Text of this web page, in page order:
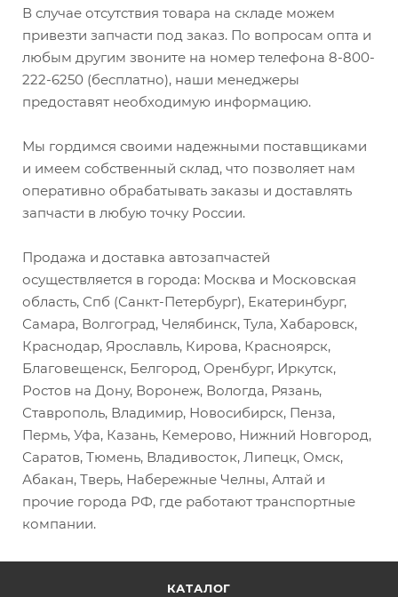
В случае отсутствия товара на складе можем
привезти запчасти под заказ. По вопросам опта и
любым другим звоните на номер телефона 8-800-
222-6250 (бесплатно), наши менеджеры
предоставят необходимую информацию.
Мы гордимся своими надежными поставщиками
и имеем собственный склад, что позволяет нам
оперативно обрабатывать заказы и доставлять
запчасти в любую точку России.
Продажа и доставка автозапчастей
осуществляется в города: Москва и Московская
область, Спб (Санкт-Петербург), Екатеринбург,
Самара, Волгоград, Челябинск, Тула, Хабаровск,
Краснодар, Ярославль, Кирова, Красноярск,
Благовещенск, Белгород, Оренбург, Иркутск,
Ростов на Дону, Воронеж, Вологда, Рязань,
Ставрополь, Владимир, Новосибирск, Пенза,
Пермь, Уфа, Казань, Кемерово, Нижний Новгород,
Саратов, Тюмень, Владивосток, Липецк, Омск,
Абакан, Тверь, Набережные Челны, Алтай и
прочие города РФ, где работают транспортные
компании.
КАТАЛОГ